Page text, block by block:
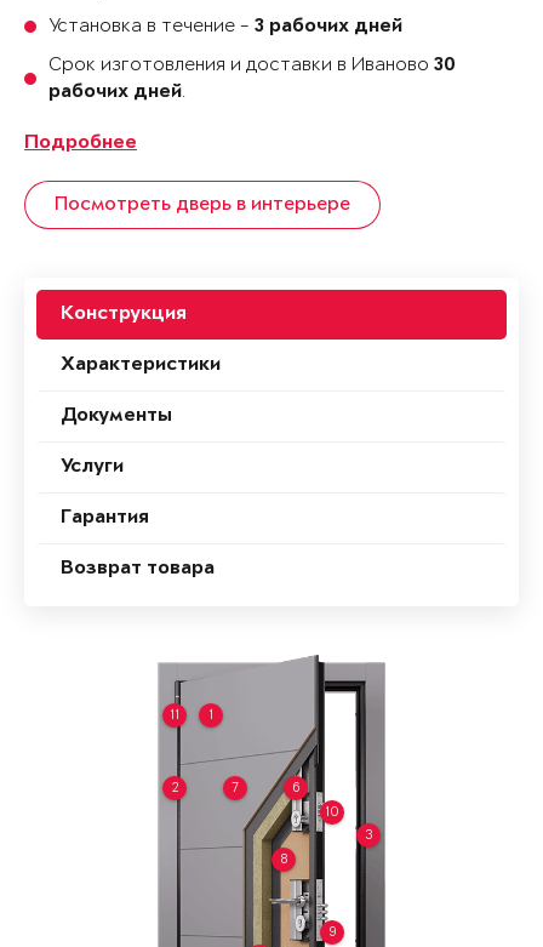
Установка в течение - 3 рабочих дней
Срок изготовления и доставки в Иваново 30
рабочих дней.
Подробнее
Посмотреть дверь в интерьере
Конструкция
Характеристики
Документы
Услуги
Гарантия
Возврат товара
1
2
3
6
7
8
9
10
11